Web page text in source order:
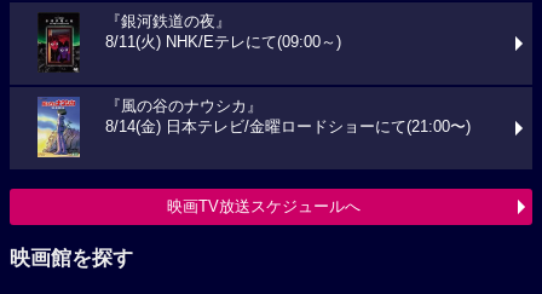
『銀河鉄道の夜』
8/11(火) NHK/Eテレにて(09:00～)
『風の谷のナウシカ』
8/14(金) 日本テレビ/金曜ロードショーにて(21:00〜)
映画TV放送スケジュールへ
映画館を探す